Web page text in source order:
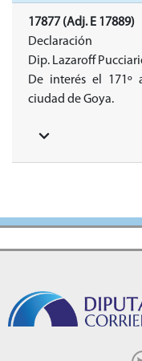
17877 (Adj. E 17889)
Declaración
Dip. Lazaroff
De interés el 171º
ciudad de Goya.